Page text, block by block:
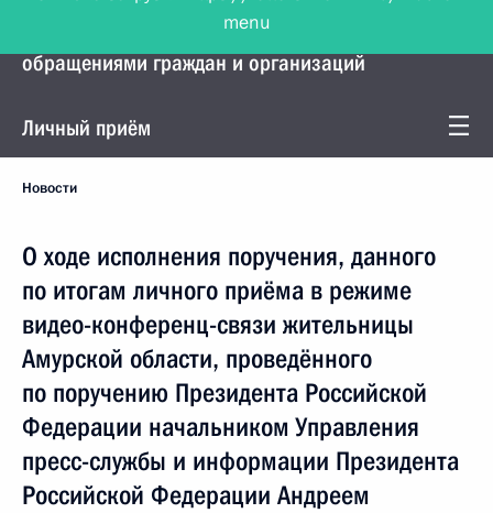
Управление Президента по работе с
обращениями граждан и организаций
Личный приём
Новости
О ходе исполнения поручения, данного
по итогам личного приёма в режиме
видео-конференц-связи жительницы
Амурской области, проведённого
по поручению Президента Российской
Федерации начальником Управления
пресс-службы и информации Президента
Российской Федерации Андреем
menu